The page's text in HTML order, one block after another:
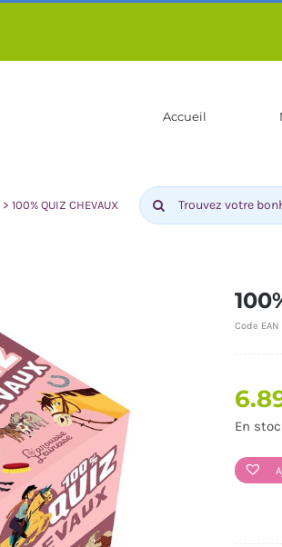
Accueil
LIVRES POUR ENFANT 3 À 10
> 100% QUIZ CHEVAUX Rechercher:
Code EAN
En